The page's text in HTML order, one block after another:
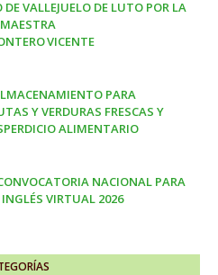
VALLEJUELO DE LUTO POR LA
VICENTE
PARA
Y VERDURAS FRESCAS Y
ALIMENTARIO
NACIONAL PARA
VIRTUAL 2026